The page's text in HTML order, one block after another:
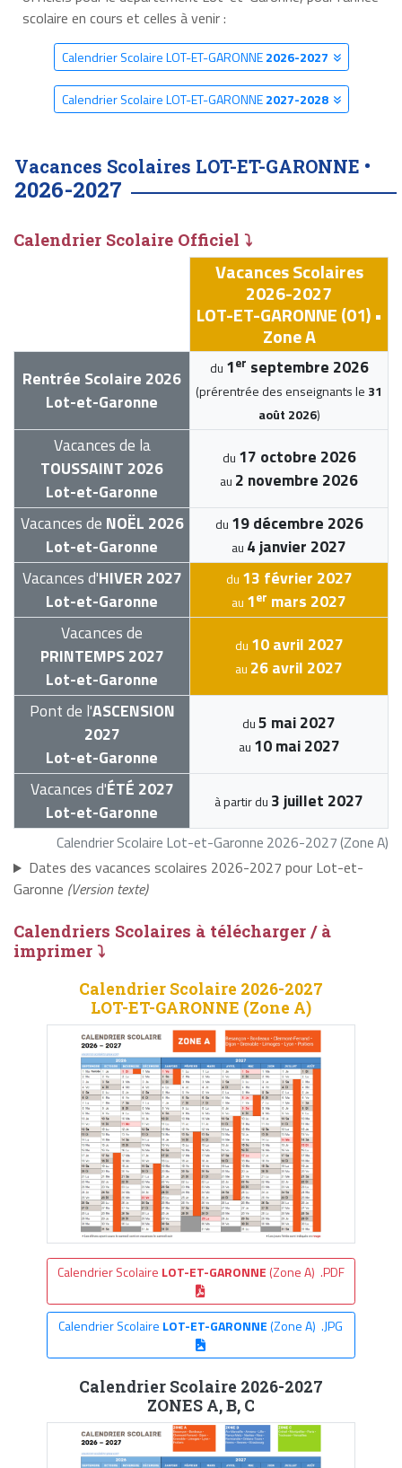
scolaire en cours et celles à venir :
Calendrier Scolaire LOT-ET-GARONNE2026-2027
Calendrier Scolaire LOT-ET-GARONNE2027-2028
Vacances Scolaires LOT-ET-GARONNE •
2026-2027
Calendrier Scolaire Officiel ⤵
Calendrier Scolaire Lot-et-Garonne 2026-2027 (Zone A)
Vacances Scolaires
2026-2027
LOT-ET-GARONNE (01) •
Zone A
Rentrée Scolaire 2026
Lot-et-Garonne
du 1er septembre 2026
(prérentrée des enseignants le 31
août 2026)
Vacances de la
TOUSSAINT 2026
Lot-et-Garonne
du 17 octobre 2026
au 2 novembre 2026
Vacances de NOËL 2026
Lot-et-Garonne
du 19 décembre 2026
au 4 janvier 2027
Vacances d'HIVER 2027
Lot-et-Garonne
du 13 février 2027
au 1er mars 2027
Vacances de
PRINTEMPS 2027
Lot-et-Garonne
du 10 avril 2027
au 26 avril 2027
Pont de l'ASCENSION
2027
Lot-et-Garonne
du5 mai 2027
au 10 mai 2027
Vacances d'ÉTÉ 2027
Lot-et-Garonne
à partir du 3 juillet 2027
Dates des vacances scolaires 2026-2027 pour Lot-et-
Garonne (Version texte)
Calendriers Scolaires à télécharger / à
imprimer ⤵
Calendrier Scolaire 2026-2027
LOT-ET-GARONNE (Zone A)
Calendrier Scolaire LOT-ET-GARONNE (Zone A) .PDF
Calendrier Scolaire LOT-ET-GARONNE(Zone A) .JPG
Calendrier Scolaire 2026-2027
ZONES A, B, C